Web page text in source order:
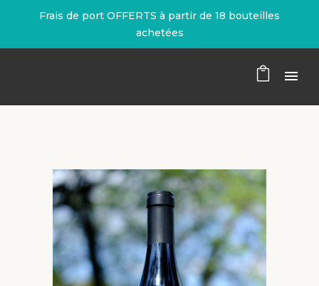
Frais de port OFFERTS à partir de 18 bouteilles
achetées